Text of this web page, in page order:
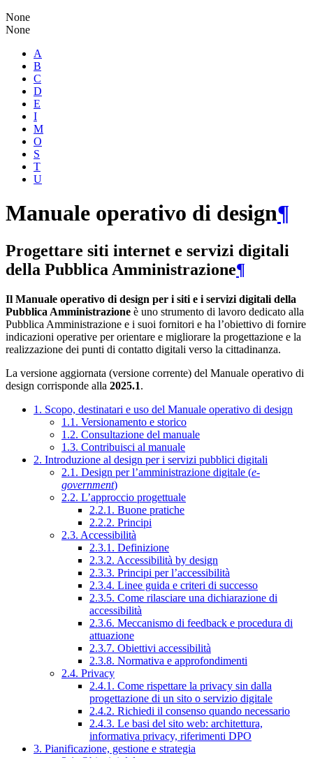
None
None
A
B
C
D
E
I
M
O
S
T
U
Manuale operativo di design¶
Progettare siti internet e servizi digitali
della Pubblica Amministrazione¶
Il Manuale operativo di design per i siti e i servizi digitali della
Pubblica Amministrazione è uno strumento di lavoro dedicato alla
Pubblica Amministrazione e i suoi fornitori e ha l’obiettivo di fornire
indicazioni operative per orientare e migliorare la progettazione e la
realizzazione dei punti di contatto digitali verso la cittadinanza.
La versione aggiornata (versione corrente) del Manuale operativo di
design corrisponde alla 2025.1.
1. Scopo, destinatari e uso del Manuale operativo di design
1.1. Versionamento e storico
1.2. Consultazione del manuale
1.3. Contribuisci al manuale
2. Introduzione al design per i servizi pubblici digitali
2.1. Design per l’amministrazione digitale (e-
government)
2.2. L’approccio progettuale
2.2.1. Buone pratiche
2.2.2. Principi
2.3. Accessibilità
2.3.1. Definizione
2.3.2. Accessibilità by design
2.3.3. Principi per l’accessibilità
2.3.4. Linee guida e criteri di successo
2.3.5. Come rilasciare una dichiarazione di
accessibilità
2.3.6. Meccanismo di feedback e procedura di
attuazione
2.3.7. Obiettivi accessibilità
2.3.8. Normativa e approfondimenti
2.4. Privacy
2.4.1. Come rispettare la privacy sin dalla
progettazione di un sito o servizio digitale
2.4.2. Richiedi il consenso quando necessario
2.4.3. Le basi del sito web: architettura,
informativa privacy, riferimenti DPO
3. Pianificazione, gestione e strategia